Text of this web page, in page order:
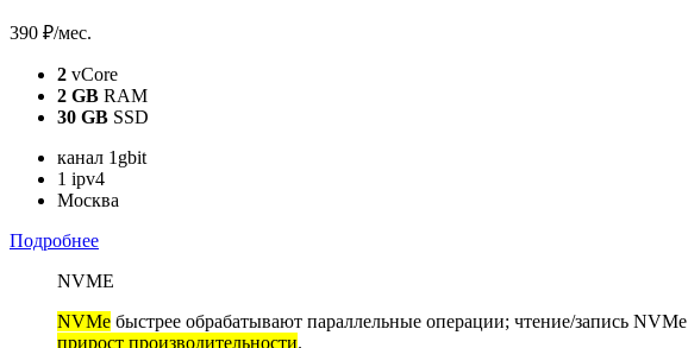
390 ₽/мес.
2 vCore
2 GB RAM
30 GB SSD
канал 1gbit
1 ipv4
Москва
Подробнее
NVME
NVMe быстрее обрабатывают параллельные операции; чтение/запись NVMe
прирост производительности.